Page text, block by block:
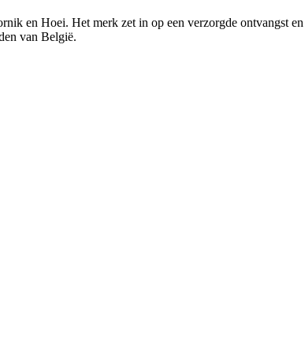
en Hoei. Het merk zet in op een verzorgde ontvangst
van België.